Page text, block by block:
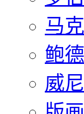
马
鲍
威